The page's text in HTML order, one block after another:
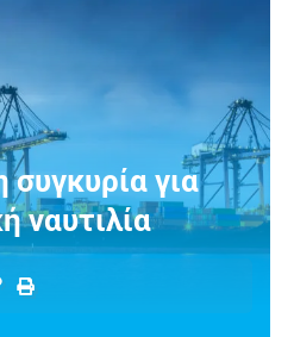
συγκυρία για
ναυτιλία